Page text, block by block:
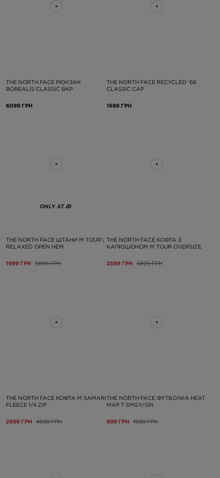
THE NORTH FACE РЮКЗАК
BOREALIS CLASSIC BKP
6099 ГРН
THE NORTH FACE RECYCLED '66
CLASSIC CAP
1699 ГРН
ONLY AT
THE NORTH FACE ШТАНИ M TOUR\
RELAXED OPEN HEM
1999 ГРН 3899 ГРН
THE NORTH FACE КОФТА З
КАПЮШОНОМ M TOUR OVERSIZE
2599 ГРН 3899 ГРН
THE NORTH FACE КОФТА M SAMARI
FLEECE 1/4 ZIP
2699 ГРН 4599 ГРН
THE NORTH FACE ФУТБОЛКА HEAT
MAP T SMGY/GN
999 ГРН 1599 ГРН